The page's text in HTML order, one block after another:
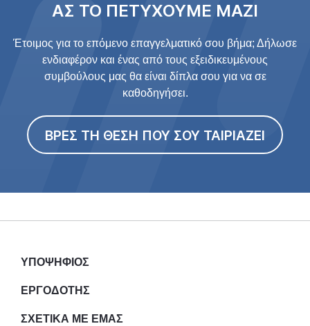
ΑΣ ΤΟ ΠΕΤΥΧΟΥΜΕ ΜΑΖΙ
Έτοιμος για το επόμενο επαγγελματικό σου βήμα; Δήλωσε
ενδιαφέρον και ένας από τους εξειδικευμένους
συμβούλους μας θα είναι δίπλα σου για να σε
καθοδηγήσει.
ΒΡΕΣ ΤΗ ΘΕΣΗ ΠΟΥ ΣΟΥ ΤΑΙΡΙΑΖΕΙ
ΥΠΟΨΗΦΙΟΣ
ΕΡΓΟΔΟΤΗΣ
ΣΧΕΤΙΚΑ ΜΕ ΕΜΑΣ